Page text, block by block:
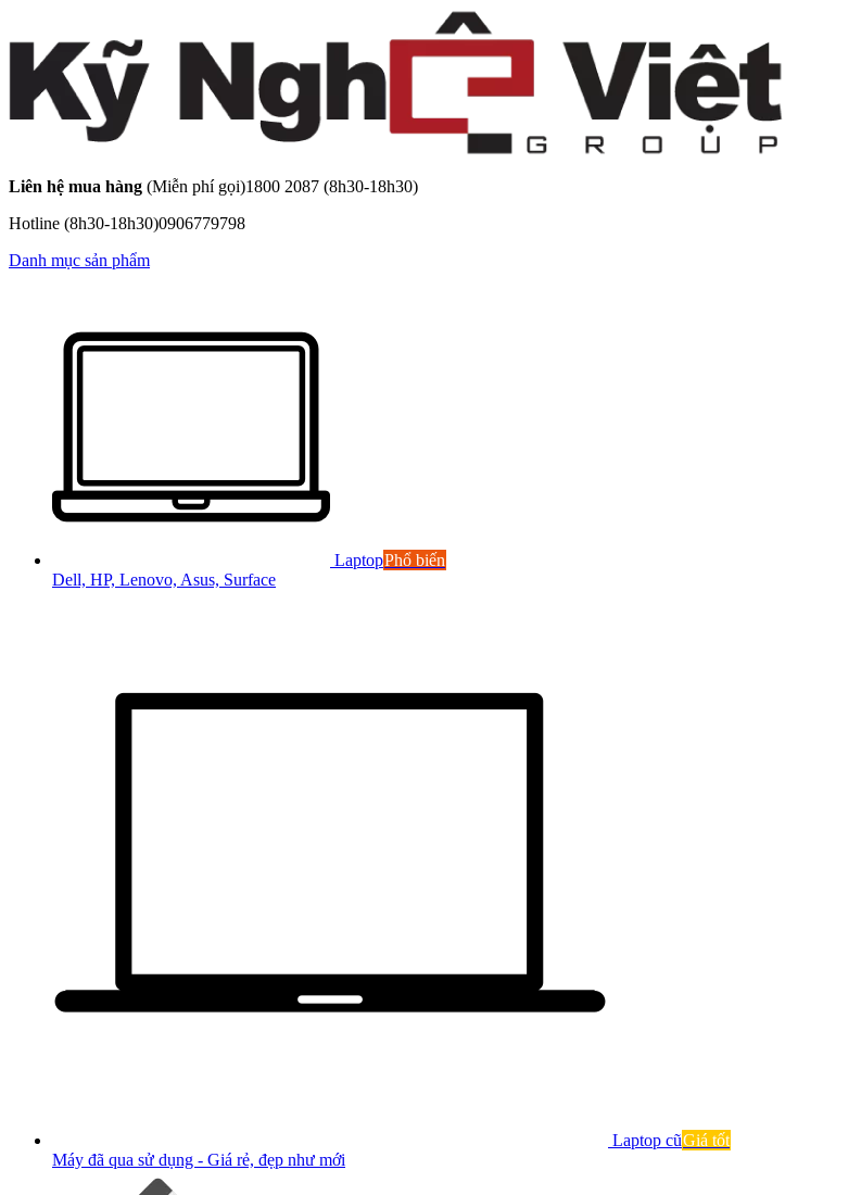
Liên hệ mua hàng (Miễn phí gọi)1800 2087 (8h30-18h30)
Hotline (8h30-18h30)0906779798
Danh mục sản phẩm
LaptopPhổ biến
Dell, HP, Lenovo, Asus, Surface
Laptop cũGiá tốt
Máy đã qua sử dụng - Giá rẻ, đẹp như mới